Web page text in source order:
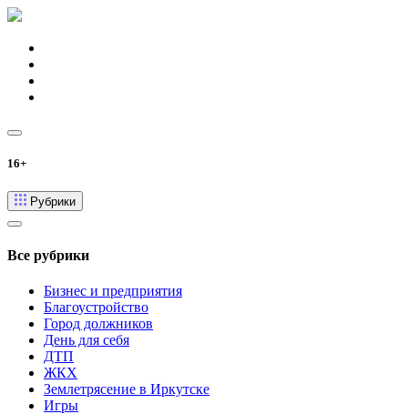
16+
Рубрики
Все рубрики
Бизнес и предприятия
Благоустройство
Город должников
День для себя
ДТП
ЖКХ
Землетрясение в Иркутске
Игры